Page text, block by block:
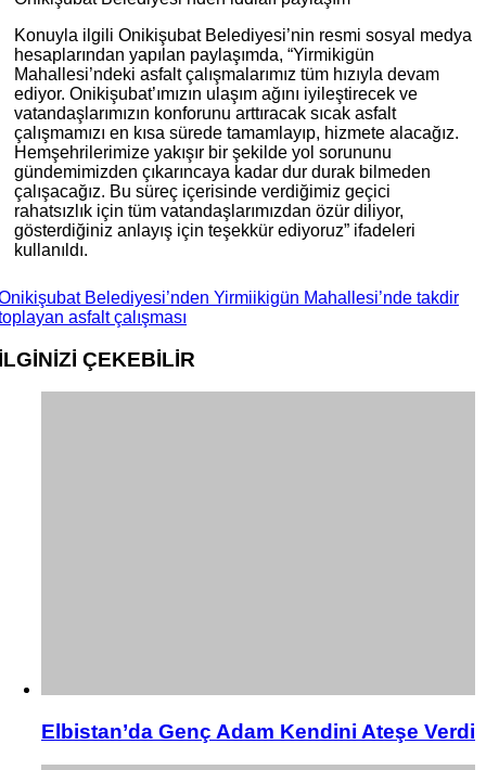
Konuyla ilgili Onikişubat Belediyesi’nin resmi sosyal medya
hesaplarından yapılan paylaşımda, “Yirmikigün
Mahallesi’ndeki asfalt çalışmalarımız tüm hızıyla devam
ediyor. Onikişubat’ımızın ulaşım ağını iyileştirecek ve
vatandaşlarımızın konforunu arttıracak sıcak asfalt
çalışmamızı en kısa sürede tamamlayıp, hizmete alacağız.
Hemşehrilerimize yakışır bir şekilde yol sorununu
gündemimizden çıkarıncaya kadar dur durak bilmeden
çalışacağız. Bu süreç içerisinde verdiğimiz geçici
rahatsızlık için tüm vatandaşlarımızdan özür diliyor,
gösterdiğiniz anlayış için teşekkür ediyoruz” ifadeleri
kullanıldı.
Belediyesi’nden Yirmiikigün Mahallesi’nde takdir
asfalt çalışması
ÇEKEBİLİR
Elbistan’da Genç Adam Kendini Ateşe Verdi